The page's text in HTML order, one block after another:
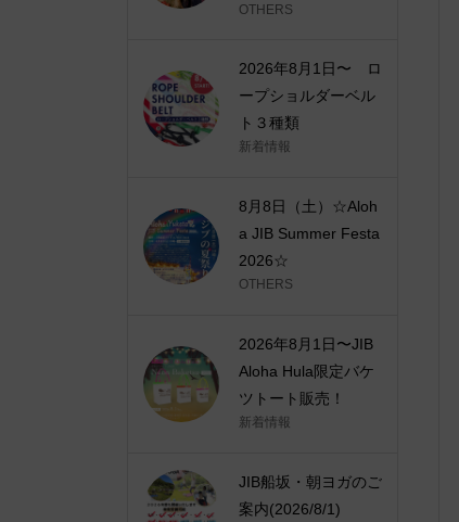
OTHERS
2026年8月1日〜 ロ
ープショルダーベル
ト３種類
新着情報
8月8日（土）☆Aloh
a JIB Summer Festa
2026☆
OTHERS
2026年8月1日〜JIB
Aloha Hula限定バケ
ツトート販売！
新着情報
JIB船坂・朝ヨガのご
案内(2026/8/1)